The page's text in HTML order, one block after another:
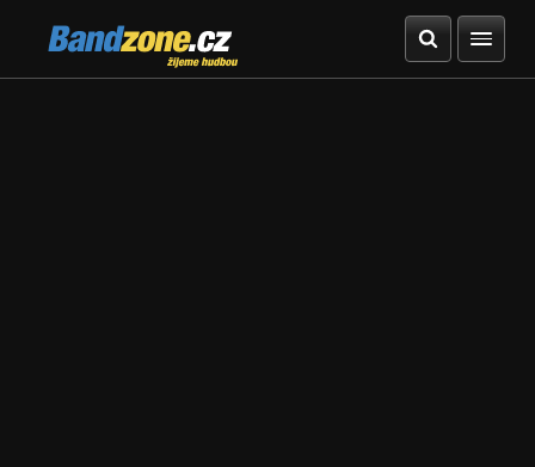
Bandzone.cz
žijeme hudbou